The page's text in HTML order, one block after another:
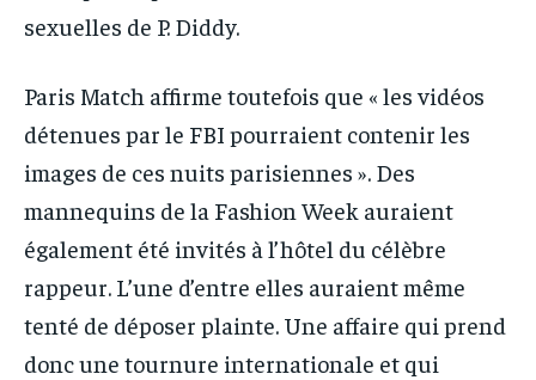
sexuelles de P. Diddy.
Paris Match affirme toutefois que « les vidéos
détenues par le FBI pourraient contenir les
images de ces nuits parisiennes ». Des
mannequins de la Fashion Week auraient
également été invités à l’hôtel du célèbre
rappeur. L’une d’entre elles auraient même
tenté de déposer plainte. Une affaire qui prend
donc une tournure internationale et qui